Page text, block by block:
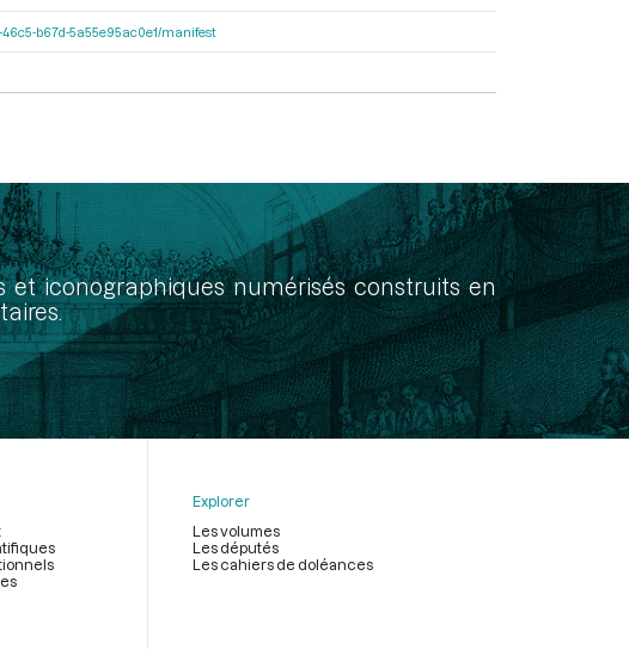
46c5-b67d-5a55e95ac0e1/manifest
iconographiques numérisés construits en
Explorer
Les volumes
Les députés
Les cahiers de doléances